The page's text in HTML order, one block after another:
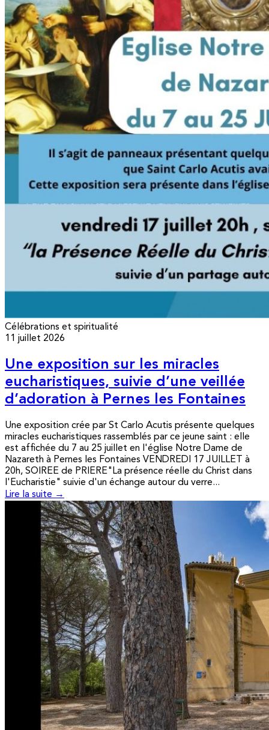
Célébrations et spiritualité
11 juillet 2026
Une exposition sur les miracles
eucharistiques, suivie d’une veillée
d’adoration à Pernes les Fontaines
Une exposition crée par St Carlo Acutis présente quelques
miracles eucharistiques rassemblés par ce jeune saint : elle
est affichée du 7 au 25 juillet en l'église Notre Dame de
Nazareth à Pernes les Fontaines VENDREDI 17 JUILLET à
20h, SOIREE de PRIERE"La présence réelle du Christ dans
l'Eucharistie" suivie d'un échange autour du verre...
Lire la suite →